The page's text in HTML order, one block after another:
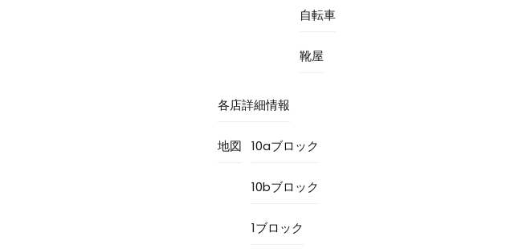
自転車
靴屋
各店詳細情報
地図 10aブロック
10bブロック
1ブロック